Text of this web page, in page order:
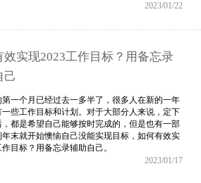
2023/01/22
效实现2023工作目标？用备忘录
己
第一个月已经过去一多半了，很多人在新的一年
一些工作目标和计划。对于大部分人来说，定下
，都是希望自己能够按时完成的，但是也有一部
年末就开始懊恼自己没能实现目标，如何有效实
作目标？用备忘录辅助自己。
2023/01/17